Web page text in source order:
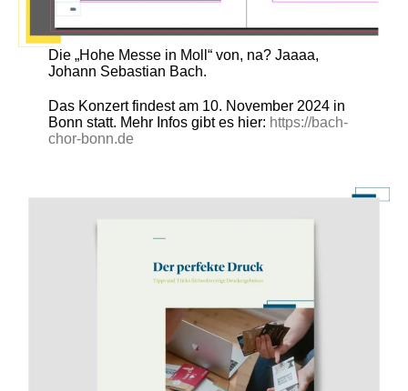
Die „Hohe Messe in Moll“ von, na? Jaaaa,
Johann Sebastian Bach.
Das Konzert findest am 10. November 2024 in
Bonn statt. Mehr Infos gibt es hier: https://bach-
chor-bonn.de